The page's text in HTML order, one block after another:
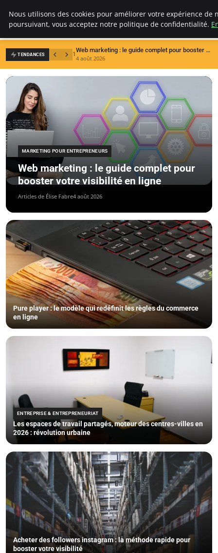
LECFCM
TENDANCES 1
Web marketing : le guide complet pour booster votre visibilité en ligne
4 août 2026
MARKETING POUR ENTREPRENEURS
Web marketing : le guide complet pour
booster votre visibilité en ligne
Articles de Élise Fabre4 août 2026
Pure player : le modèle qui redéfinit les règles du commerce
en ligne
ENTREPRISE & ENTREPRENEURIAT
Les espaces de travail partagés, moteur des centres-villes en
2026 : révolution urbaine
Acheter des followers instagram : la méthode rapide pour
booster votre visibilité
Nous utilisons des cookies pour améliorer votre expérience de
poursuivant, vous acceptez notre politique de confidentialité.